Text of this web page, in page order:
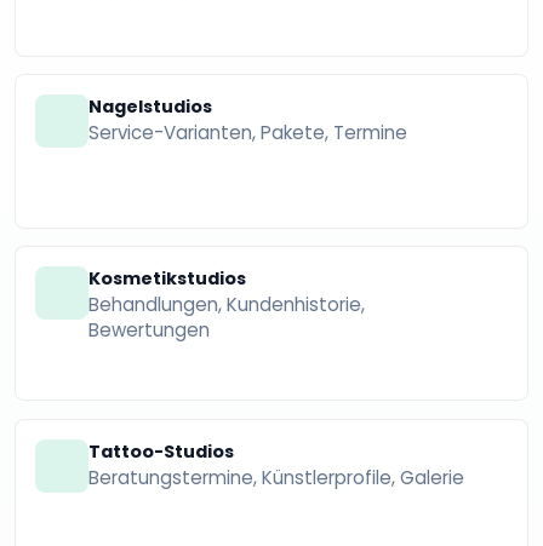
Nagelstudios
Service-Varianten, Pakete, Termine
Kosmetikstudios
Behandlungen, Kundenhistorie,
Bewertungen
Tattoo-Studios
Beratungstermine, Künstlerprofile, Galerie